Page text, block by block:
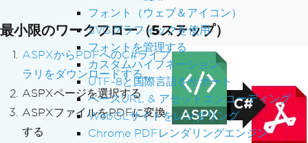
フォント（ウェブ＆アイコン）
SVGグラフィックを使用
フォントを管理する
カスタムハイフネーション
UTF-8と国際言語をサポート
ベースURL & アセットエンコーディング
WebGLサイトをレンダリング
Chrome PDFレンダリングエンジン
最小限のワークフロー（5ステップ）
ASPXからPDFへのC#ライブ
ラリをダウンロードする。
ASPXページを選択する
ASPXファイルをPDFに変換
する